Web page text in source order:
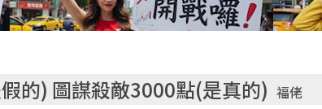
的) 圖謀殺敵3000點(是真的) 福佬